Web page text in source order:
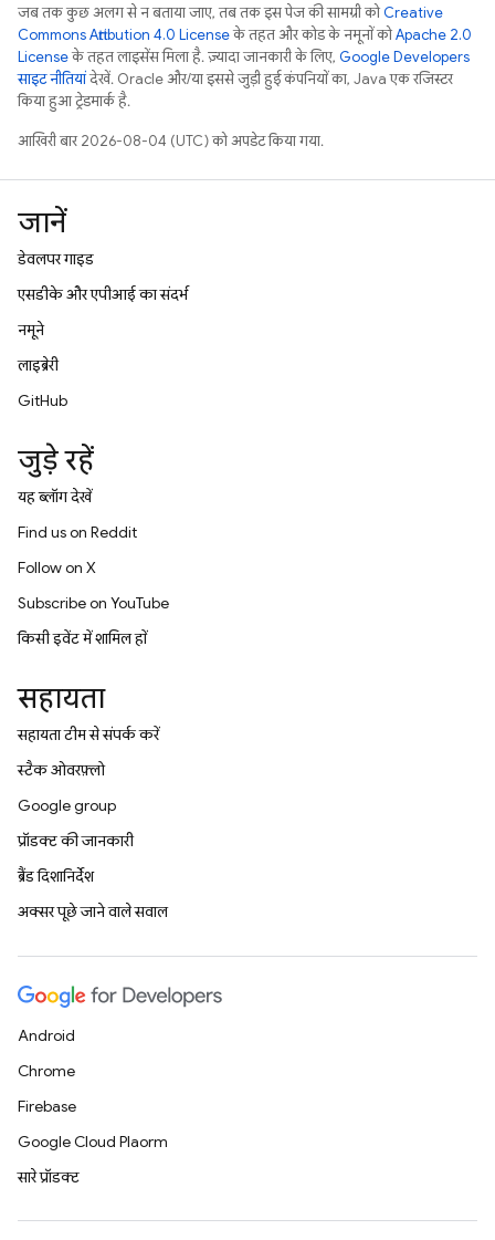
जब तक कुछ अलग से न बताया जाए, तब तक इस पेज की सामग्री कोCreative
Commons Attribution 4.0 Licenseके तहत और कोड के नमूनों कोApache 2.0
Licenseके तहत लाइसेंस मिला है. ज़्यादा जानकारी के लिए, Google Developers
साइट नीतियांदेखें. Oracle और/या इससे जुड़ी हुई कंपनियों का, Java एक रजिस्टर
किया हुआ ट्रेडमार्क है.
आखिरी बार 2026-08-04 (UTC) को अपडेट किया गया.
जानें
डेवलपर गाइड
एसडीके और एपीआई का संदर्भ
नमूने
लाइब्रेरी
GitHub
जुड़े रहें
यह ब्लॉग देखें
Find us on Reddit
Follow on X
Subscribe on YouTube
किसी इवेंट में शामिल हों
सहायता
सहायता टीम से संपर्क करें
स्टैक ओवरफ़्लो
Google group
प्रॉडक्ट की जानकारी
ब्रैंड दिशानिर्देश
अक्सर पूछे जाने वाले सवाल
Android
Chrome
Firebase
Google Cloud Platform
सारे प्रॉडक्ट